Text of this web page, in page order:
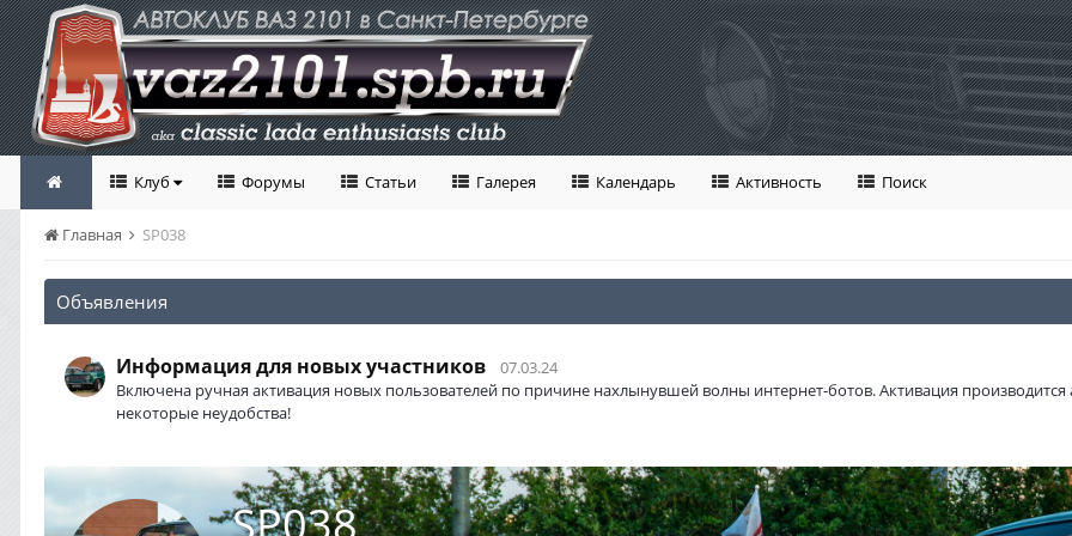
Клуб Форумы Статьи Галерея Календарь Активность Поиск
Главная SP038
Объявления
Информация для новых участников
07.03.24
Включена ручная активация новых пользователей по причине нахлынувшей волны интернет-ботов. Активация
некоторые неудобства!